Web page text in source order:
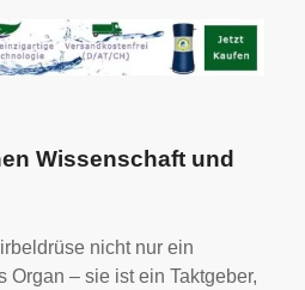
Wissenschaft und
nicht nur ein
Organ – sie ist ein Taktgeber,